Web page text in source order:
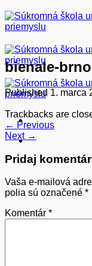
Skip
to
content
bienale-
Published 1. marca
Trackbacks are
← Previous
Next →
Pridaj komentár
Vaša e-mailová
polia sú označené *
Komentár *